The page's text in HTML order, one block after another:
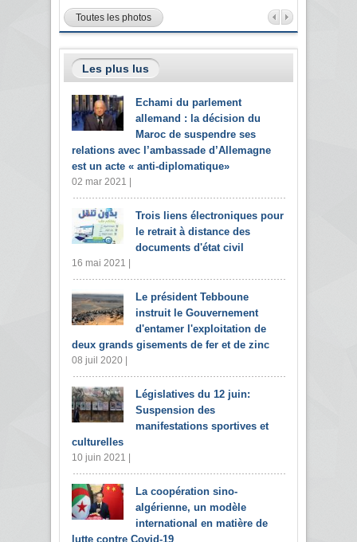
Toutes les photos
Les plus lus
Echami du parlement
allemand : la décision du
Maroc de suspendre ses
relations avec l’ambassade d’Allemagne
est un acte « anti-diplomatique»
02 mar 2021 |
Trois liens électroniques pour
le retrait à distance des
documents d'état civil
16 mai 2021 |
Le président Tebboune
instruit le Gouvernement
d'entamer l'exploitation de
deux grands gisements de fer et de zinc
08 juil 2020 |
Législatives du 12 juin:
Suspension des
manifestations sportives et
culturelles
10 juin 2021 |
La coopération sino-
algérienne, un modèle
international en matière de
lutte contre Covid-19